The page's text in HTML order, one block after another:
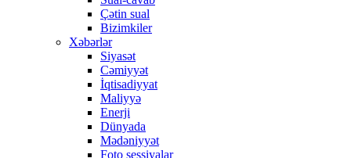
Çətin sual
Bizimkiler
Xəbərlər
Siyasət
Cəmiyyət
İqtisadiyyat
Maliyyə
Enerji
Dünyada
Mədəniyyət
Foto sessiyalar